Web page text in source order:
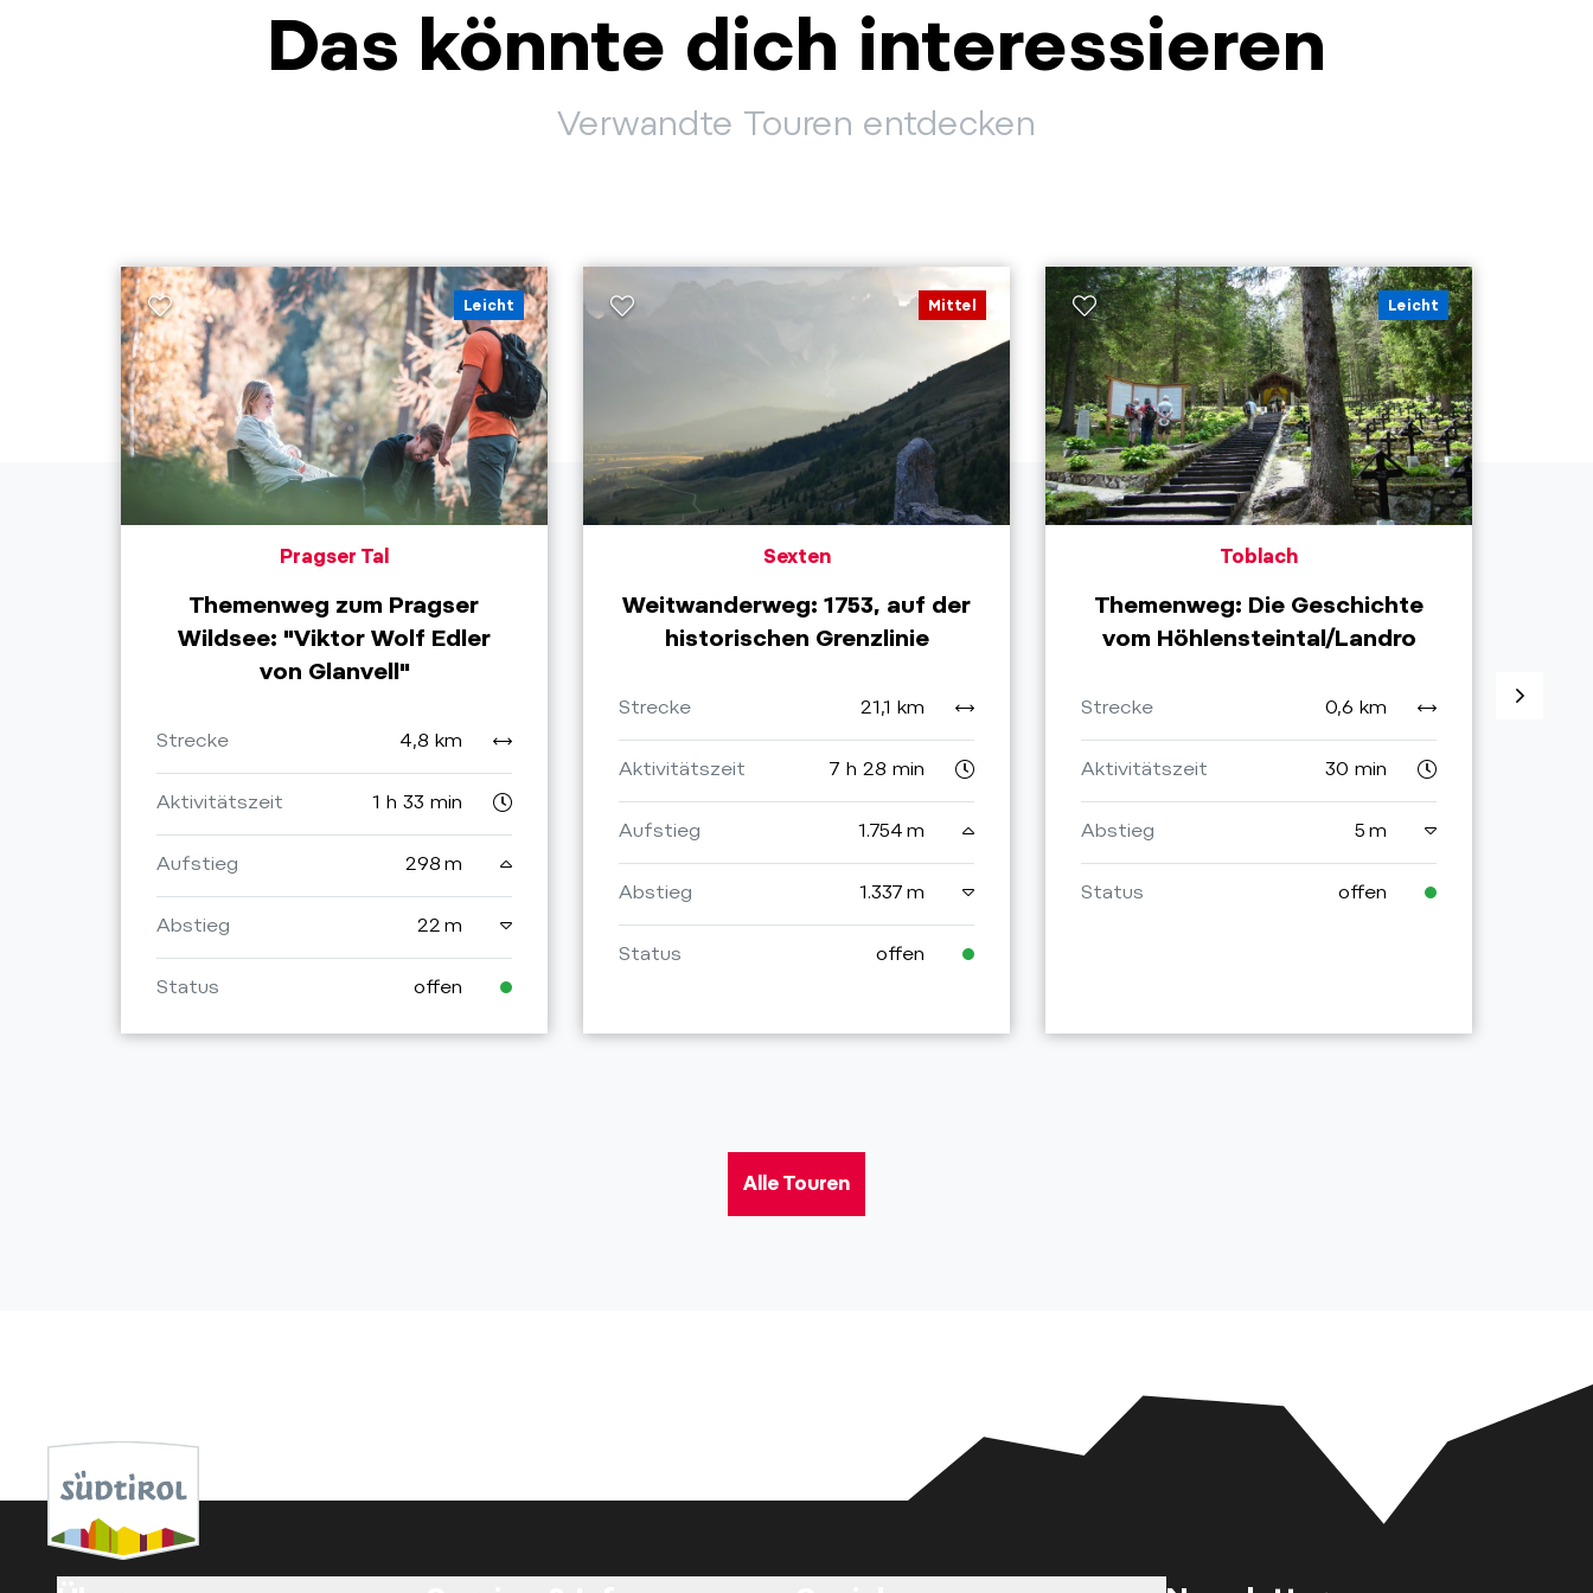
Das könnte dich interessieren
Verwandte Touren entdecken
Leicht
Pragser Tal
Themenweg zum Pragser
Wildsee: "Viktor Wolf Edler
von Glanvell"
Strecke 4,8 km
Aktivitätszeit 1 h 33 min
Aufstieg 298 m
Abstieg 22 m
Status offen
Mittel
Sexten
Weitwanderweg: 1753, auf der
historischen Grenzlinie
Strecke 21,1 km
Aktivitätszeit 7 h 28 min
Aufstieg 1.754 m
Abstieg 1.337 m
Status offen
Leicht
Toblach
Themenweg: Die Geschichte
vom Höhlensteintal/Landro
Strecke 0,6 km
Aktivitätszeit 30 min
Abstieg 5 m
Status offen
Alle Touren